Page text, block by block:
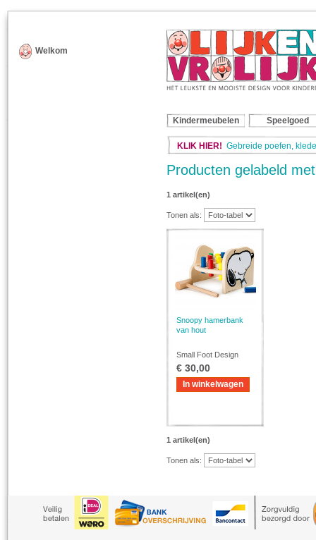
Welkom
Kindermeubelen Speelgoed
KLIK HIER! Gebreide poefen,
Producten gelabeld
1 artikel(en)
Tonen als:
Snoopy hamerbank
van hout
Small Foot Design
€ 30,00
In winkelwagen
1 artikel(en)
Tonen als: